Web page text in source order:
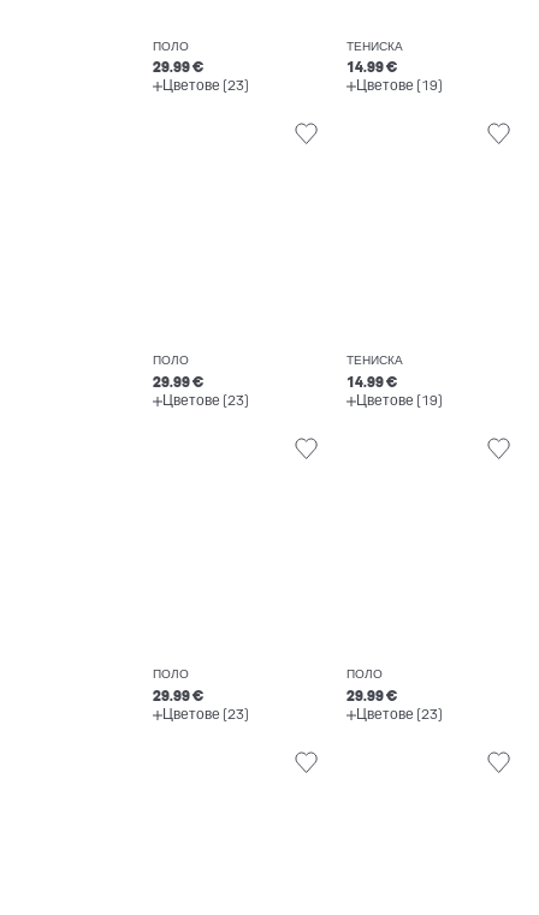
ПОЛО
29.99 €
Цветове (23)
ТЕНИСКА
14.99 €
Цветове (19)
ПОЛО
29.99 €
Цветове (23)
ТЕНИСКА
14.99 €
Цветове (19)
ПОЛО
29.99 €
Цветове (23)
ПОЛО
29.99 €
Цветове (23)